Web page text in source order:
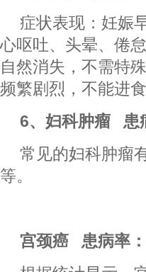
症状表现：妊娠
心呕吐、头晕、倦
自然消失，不需特
频繁剧烈，不能进
6、妇科肿瘤 患
常见的妇科肿瘤
等。
宫颈癌 患病率